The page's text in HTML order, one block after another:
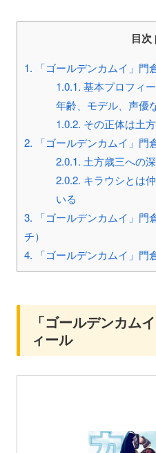
目次
1. 「ゴールデンカムイ」門
1.0.1. 基本プロフィ
年齢、モデル、声優
1.0.2. その正体は土
2. 「ゴールデンカムイ」門
2.0.1. 土方歳三への
2.0.2. キラウシとは
いる
3. 「ゴールデンカムイ」門
チ）
4. 「ゴールデンカムイ」門
「ゴールデンカム
ィール